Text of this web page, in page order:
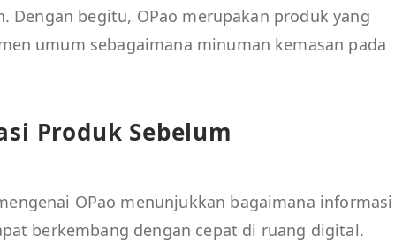
Dengan begitu, OPao merupakan produk yang
umum sebagaimana minuman kemasan pada
Produk Sebelum
OPao menunjukkan bagaimana informasi
berkembang dengan cepat di ruang digital.